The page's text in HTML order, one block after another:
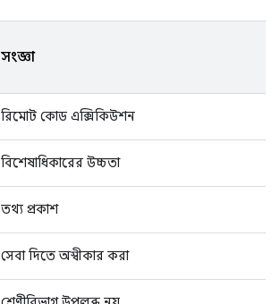
সংজ্ঞা
রিমোট কোড এক্সিকিউশন
বিশেষাধিকারের উচ্চতা
তথ্য প্রকাশ
সেবা দিতে অস্বীকার করা